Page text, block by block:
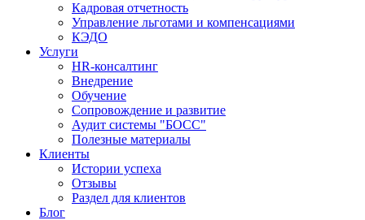
Кадровая отчетность
Управление льготами и компенсациями
КЭДО
Услуги
HR-консалтинг
Внедрение
Обучение
Сопровождение и развитие
Аудит системы "БОСС"
Полезные материалы
Клиенты
Истории успеха
Отзывы
Раздел для клиентов
Блог